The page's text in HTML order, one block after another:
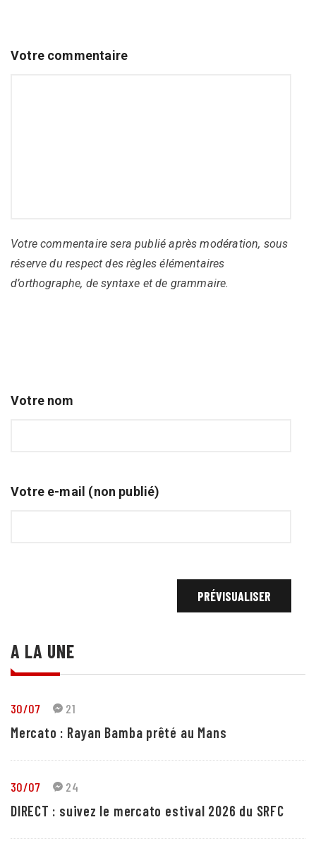
Votre commentaire
Votre commentaire sera publié après modération, sous
réserve du respect des règles élémentaires
d’orthographe, de syntaxe et de grammaire.
Votre nom
Votre e-mail (non publié)
A LA UNE
30/07 21
Mercato : Rayan Bamba prêté au Mans
30/07 24
DIRECT : suivez le mercato estival 2026 du SRFC